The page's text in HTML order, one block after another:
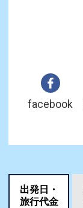
facebook
出発日・
旅行代金